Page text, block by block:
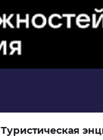
Туристическая